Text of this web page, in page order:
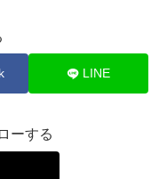
LINE
ーする